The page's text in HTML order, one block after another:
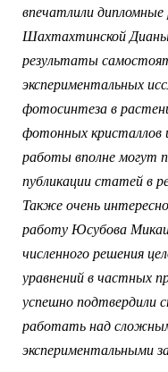
впечатлили
Шахтахтинской
результаты
экспериментальных
фотосинтеза в
фотонных кристаллов
работы вполне могут
публикации статей в
Также очень
работу Юсубова
численного решения
уравнений в частных
успешно подтвердили
работать над
экспериментальными